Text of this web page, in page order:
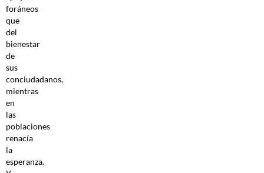
foráneos
que
del
bienestar
de
sus
conciudadanos,
mientras
en
las
poblaciones
renacía
la
esperanza.